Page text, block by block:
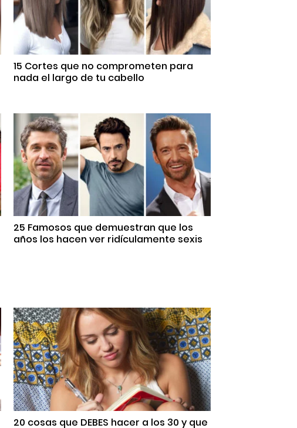
15 Cortes que no comprometen para
nada el largo de tu cabello
25 Famosos que demuestran que los
años los hacen ver ridículamente sexis
20 cosas que DEBES hacer a los 30 y que